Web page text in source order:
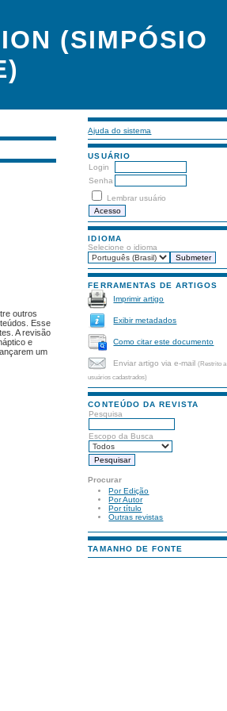
(SIMPÓSIO
Ajuda do sistema
USUÁRIO
Login
Senha
Lembrar usuário
IDIOMA
Selecione o idioma
FERRAMENTAS DE ARTIGOS
Imprimir artigo
Exibir metadados
Como citar este documento
Enviar artigo via e-mail(Restrito a
usuários cadastrados)
CONTEÚDO DA REVISTA
Pesquisa
Escopo da Busca
Procurar
Por Edição
Por Autor
Por título
Outras revistas
TAMANHO DE FONTE
outros
Esse
A revisão
e
um